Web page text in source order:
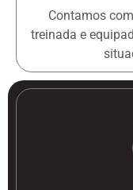
Contamos
treinada e